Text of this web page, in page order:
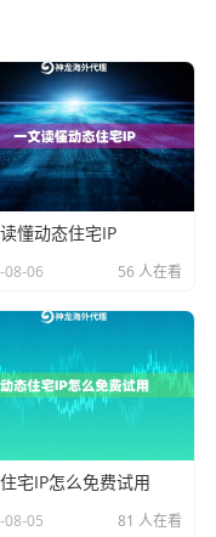
，系统就会判定
是高质量的住宅IP，
需要不同类型的代
，最好使用真实住
区的用户，但使用
，访问就可能被拒
致“穿帮”。
懂动态住宅IP
08-06 56 人在看
宅IP怎么免费试用
08-05 81 人在看